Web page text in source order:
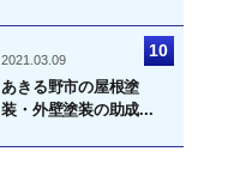
2021.03.09
あきる野市の屋根塗
装・外壁塗装の助成...